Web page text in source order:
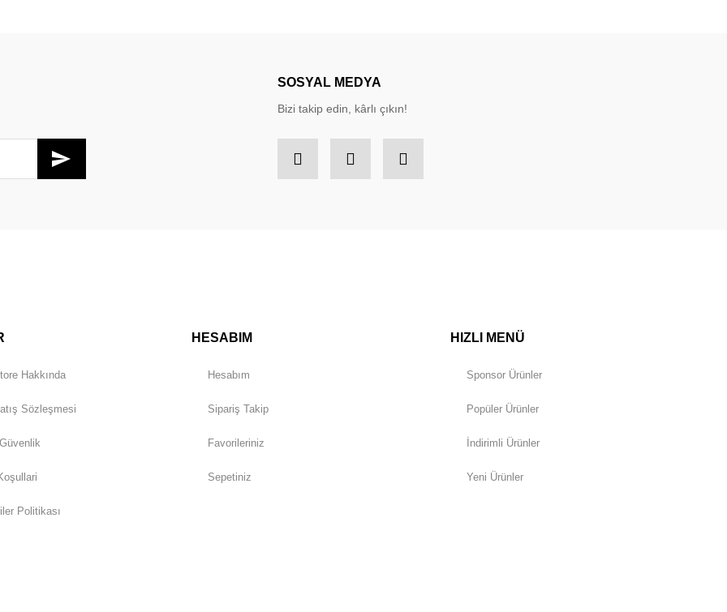
SOSYAL MEDYA
Bizi takip edin, kârlı çıkın!
Hakkında
Sözleşmesi
Politikası
HESABIM
Hesabım
Sipariş Takip
Favorileriniz
Sepetiniz
HIZLI MENÜ
Sponsor Ürünler
Popüler Ürünler
İndirimli Ürünler
Yeni Ürünler